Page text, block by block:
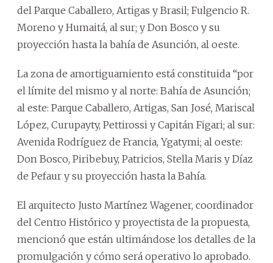
del Parque Caballero, Artigas y Brasil; Fulgencio R.
Moreno y Humaitá, al sur; y Don Bosco y su
proyección hasta la bahía de Asunción, al oeste.
La zona de amortiguamiento está constituida “por
el límite del mismo y al norte: Bahía de Asunción;
al este: Parque Caballero, Artigas, San José, Mariscal
López, Curupayty, Pettirossi y Capitán Figari; al sur:
Avenida Rodríguez de Francia, Ygatymi; al oeste:
Don Bosco, Piribebuy, Patricios, Stella Maris y Díaz
de Pefaur y su proyección hasta la Bahía.
El arquitecto Justo Martínez Wagener, coordinador
del Centro Histórico y proyectista de la propuesta,
mencionó que están ultimándose los detalles de la
promulgación y cómo será operativo lo aprobado.